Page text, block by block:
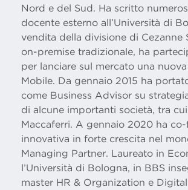
Nord e del Sud. Ha scritto
docente esterno all’Università di
vendita della divisione di
on-premise tradizionale, ha
per lanciare sul mercato una
Mobile. Da gennaio 2015 ha
come Business Advisor su
di alcune importanti società, tra
Maccaferri. A gennaio 2020 ha
innovativa in forte crescita nel
Managing Partner. Laureato in
l’Università di Bologna, in BBS
master HR & Organization e